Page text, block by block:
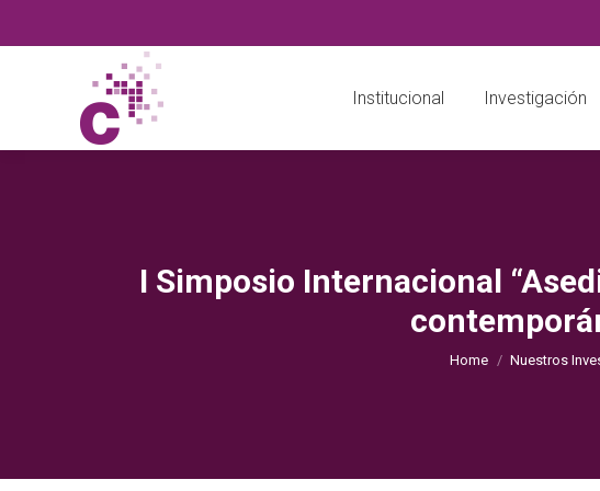
Institucional Investigación
I Simposio Internacional
Home Nuestros